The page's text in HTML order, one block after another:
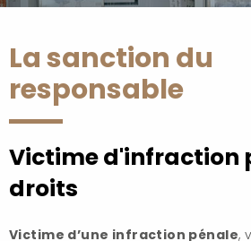
La sanction du
responsable
Victime d'infraction
droits
Victime d’une infraction pénale,